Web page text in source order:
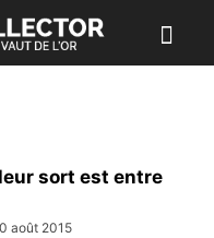
sort est entre
août 2015